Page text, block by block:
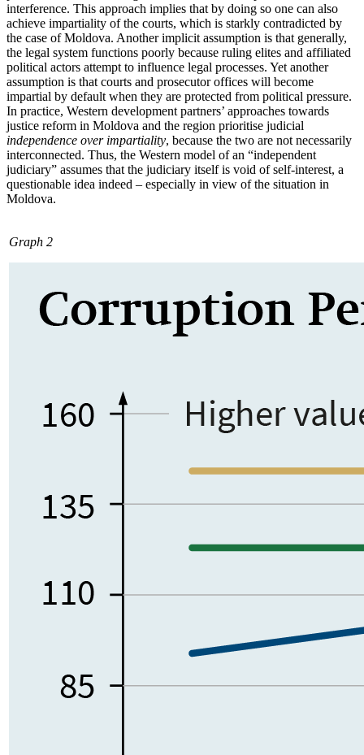
interference. This approach implies that by doing so one can also
achieve impartiality of the courts, which is starkly contradicted by
the case of Moldova. Another implicit assumption is that generally,
the legal system functions poorly because ruling elites and affiliated
political actors attempt to influence legal processes. Yet another
assumption is that courts and prosecutor offices will become
impartial by default when they are pro­tected from political pressure.
In practice, Western development partners’ approaches towards
justice reform in Moldova and the region prioritise judicial
independence over impartiality, because the two are not neces­sarily
interconnected. Thus, the Western model of an “independent
judiciary” assumes that the judiciary itself is void of self-interest, a
questionable idea indeed – espe­cially in view of the situation in
Moldova.
Graph 2